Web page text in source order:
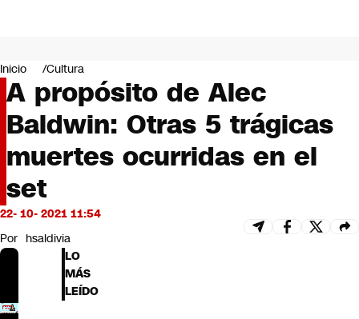
Negocios
Deportes
Programas completos
Cultura
Servicios
Bits
CNN tiempo
Futuro 360
Inicio Cultura
A propósito de Alec
Baldwin: Otras 5 trágicas
muertes ocurridas en el
set
22- 10- 2021 11:54
Por hsaldivia
LO
MÁS
LEÍDO